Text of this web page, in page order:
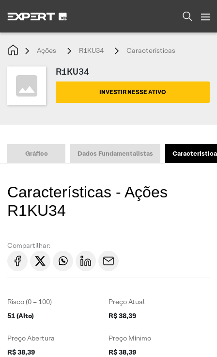
Ações R1KU34 Características
R1KU34
INVESTIR NESSE ATIVO
Gráfico Dados Fundamentalistas
Características - Ações
R1KU34
Compartilhar:
Risco (0 – 100)
51 (Alto)
Preço Atual
R$ 38,39
Preço Abertura
R$ 38,39
Preço Mínimo
R$ 38,39